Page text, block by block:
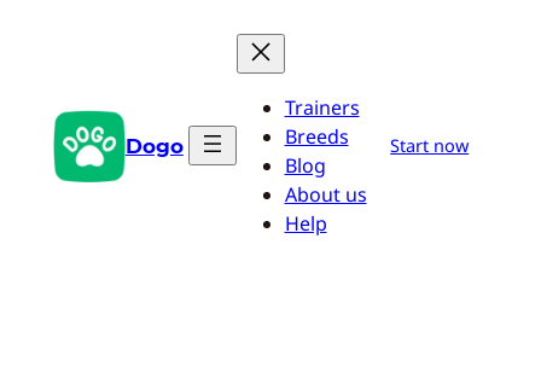
Dogo
Trainers
Breeds
Blog
About us
Help
Start now